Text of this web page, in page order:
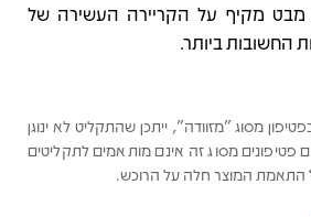
מבט מקיף על הקריירה העשירה של
החשובות ביותר.
מסוג "מזוודה", ייתכן שהתקליט לא ינוגן
פטיפונים מסוג זה אינם מותאמים לתקליטים
התאמת המוצר חלה על הרוכש.